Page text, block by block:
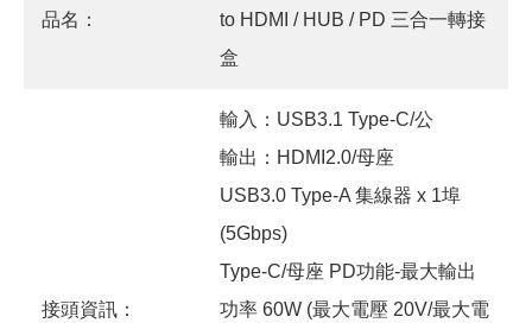
品名：
to HDMI / HUB / PD 三合一轉接
盒
接頭資訊：
輸入：USB3.1 Type-C/公
輸出：HDMI2.0/母座
USB3.0 Type-A 集線器 x 1埠
(5Gbps)
Type-C/母座 PD功能-最大輸出
功率 60W (最大電壓 20V/最大電